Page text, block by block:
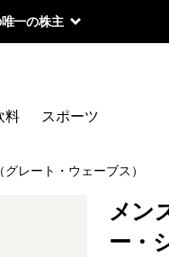
一の株主
料 スポーツ
レート・ウェーブス）
メン
ー・